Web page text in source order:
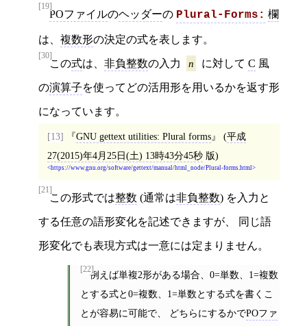
[19]
POファイルのヘッダーの Plural-Forms: 欄
は、 複数形の決定の式を表します。
[30]
この式は、 非負整数の入力 n に対して C 風
の演算子を使ってどの活用形を用いるかを返す形
になっています。
[13] GNU gettext utilities: Plural forms (平成
27(2015)年4月25日(土) 13時43分45秒版)
https://www.gnu.org/software/gettext/manual/html_node/Plural-forms.html
[21]
この形式では整数 (通常は非負整数) を入力と
する任意の語形変化を記述できますが、 同じ語
形変化でも表現方式は一意には定まりません。
[22]例えば単複2形がある場合、0=単数、1=複数
とする式と0=複数、1=単数とする式を書くこ
とが容易に可能で、 どちらにするかでPOファ